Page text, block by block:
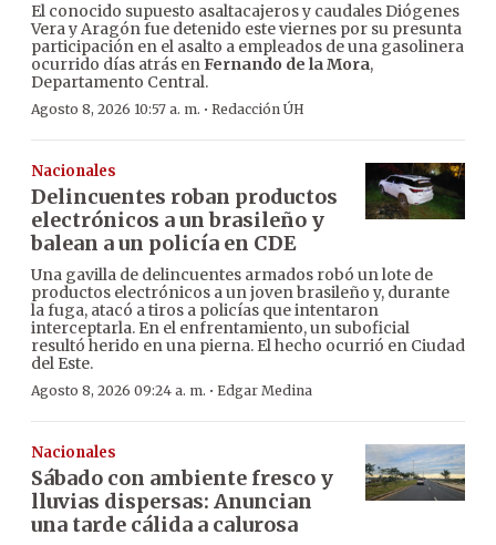
El conocido supuesto asaltacajeros y caudales Diógenes
Vera y Aragón fue detenido este viernes por su presunta
participación en el asalto a empleados de una gasolinera
ocurrido días atrás enFernando de la Mora,
Departamento Central.
Agosto 8, 2026 10:57 a. m. · Redacción ÚH
Nacionales
Delincuentes roban productos
electrónicos a un brasileño y
balean a un policía en CDE
Una gavilla de delincuentes armados robó un lote de
productos electrónicos a un joven brasileño y, durante
la fuga, atacó a tiros a policías que intentaron
interceptarla. En el enfrentamiento, un suboficial
resultó herido en una pierna. El hecho ocurrió en Ciudad
del Este.
Agosto 8, 2026 09:24 a. m. · Edgar Medina
Nacionales
Sábado con ambiente fresco y
lluvias dispersas: Anuncian
una tarde cálida a calurosa